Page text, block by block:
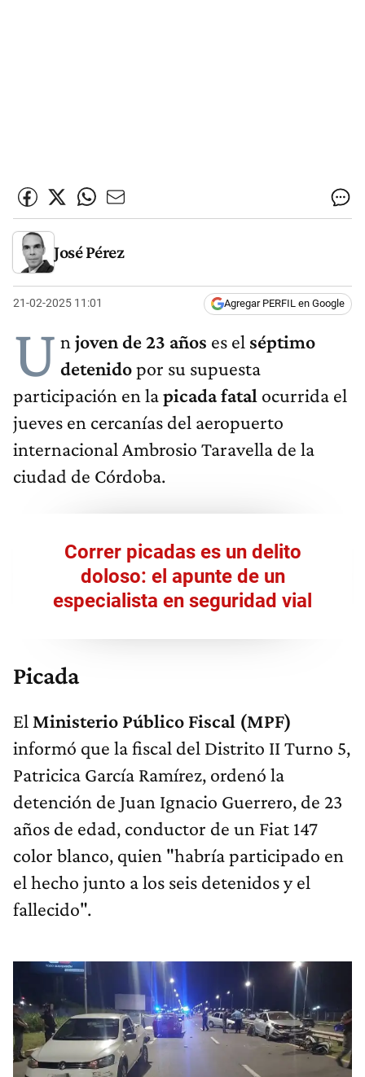
José Pérez
21-02-2025 11:01 Agregar PERFIL en Google
U n joven de 23 años es el séptimo
detenidopor su supuesta
participación en lapicada fatal ocurrida el
jueves en cercanías del aeropuerto
internacional Ambrosio Taravella de la
ciudad de Córdoba.
Correr picadas es un delito
doloso: el apunte de un
especialista en seguridad vial
Picada
El Ministerio Público Fiscal (MPF)
informó que la fiscal del Distrito II Turno 5,
Patricica García Ramírez, ordenó la
detención de Juan Ignacio Guerrero, de 23
años de edad, conductor de un Fiat 147
color blanco, quien "habría participado en
el hecho junto a los seis detenidos y el
fallecido".